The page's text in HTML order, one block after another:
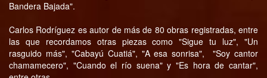
Bandera Bajada".
Carlos Rodríguez es autor de más de 80 obras registradas, entre
las que recordamos otras piezas como "Sigue tu luz", "Un
rasguido más", "Cabayú Cuatiá", "A esa sonrisa",
"Soy cantor
chamamecero", "Cuando el río suena" y "Es hora de cantar",